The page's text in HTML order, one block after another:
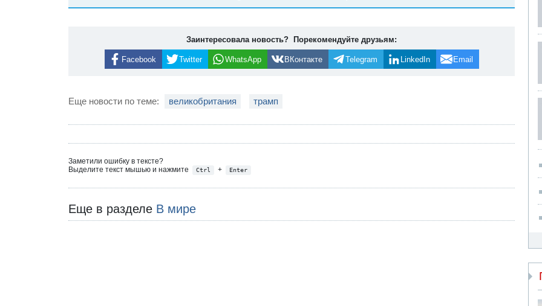
Заинтересовала новость? Порекомендуйте друзьям:
Facebook Twitter WhatsApp ВКонтакте Telegram LinkedIn Email
Еще новости по теме: великобритания трамп
Заметили ошибку в тексте?
Выделите текст мышью и нажмите
Ctrl + Enter
Еще в разделе В мире